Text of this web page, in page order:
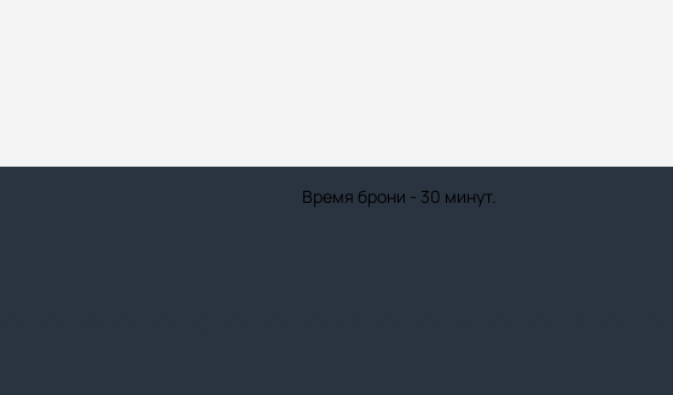
Время брони - 30 минут.